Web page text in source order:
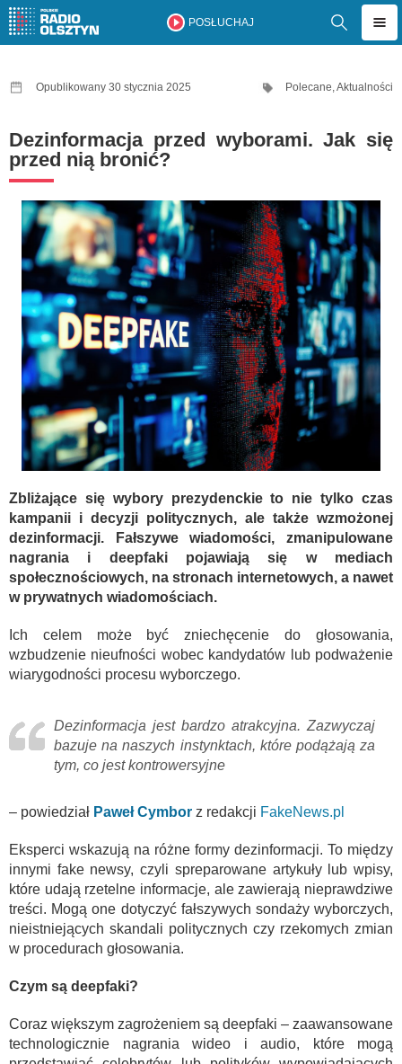
POSŁUCHAJ
Opublikowany 30 stycznia 2025 Polecane,Aktualności
Dezinformacja przed wyborami. Jak się
przed nią bronić?
Zbliżające się wybory prezydenckie to nie tylko czas
kampanii i decyzji politycznych, ale także wzmożonej
dezinformacji. Fałszywe wiadomości, zmanipulowane
nagrania i deepfaki pojawiają się w mediach
społecznościowych, na stronach internetowych, a nawet
w prywatnych wiadomościach.
Ich celem może być zniechęcenie do głosowania,
wzbudzenie nieufności wobec kandydatów lub podważenie
wiarygodności procesu wyborczego.
Dezinformacja jest bardzo atrakcyjna. Zazwyczaj
bazuje na naszych instynktach, które podążają za
tym, co jest kontrowersyjne
– powiedział Paweł Cymbor z redakcji FakeNews.pl
Eksperci wskazują na różne formy dezinformacji. To między
innymi fake newsy, czyli spreparowane artykuły lub wpisy,
które udają rzetelne informacje, ale zawierają nieprawdziwe
treści. Mogą one dotyczyć fałszywych sondaży wyborczych,
nieistniejących skandali politycznych czy rzekomych zmian
w procedurach głosowania.
Czym są deepfaki?
Coraz większym zagrożeniem są deepfaki – zaawansowane
technologicznie nagrania wideo i audio, które mogą